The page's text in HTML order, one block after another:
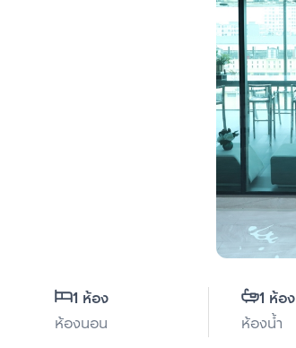
1 ห้อง
ห้องนอน
1 ห้อง
ห้องน้ำ